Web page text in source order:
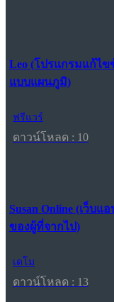
Leo (โปรแกรมแก้ไ
แบบแผนภูมิ)
ฟรีแวร์
ดาวน์โหลด : 10
Susan Online (เว็บ
ของผู้ที่จากไป)
เดโม
ดาวน์โหลด : 13